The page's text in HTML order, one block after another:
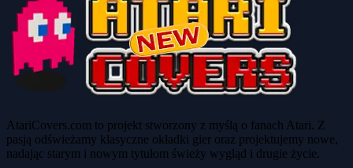
AtariCovers.com to projekt stworzony z myślą o fanach Atari. Z
pasją odświeżamy klasyczne okładki gier oraz projektujemy nowe,
nadając starym i nowym tytułom świeży wygląd i drugie życie.